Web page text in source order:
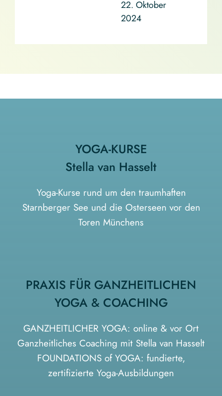
22. Oktober
2024
YOGA-KURSE
Stella van Hasselt
Yoga-Kurse rund um den traumhaften
Starnberger See und die Osterseen vor den
Toren Münchens
PRAXIS FÜR GANZHEITLICHEN
YOGA & COACHING
GANZHEITLICHER YOGA: online & vor Ort
Ganzheitliches Coaching mit Stella van Hasselt
FOUNDATIONS of YOGA: fundierte,
zertifizierte Yoga-Ausbildungen